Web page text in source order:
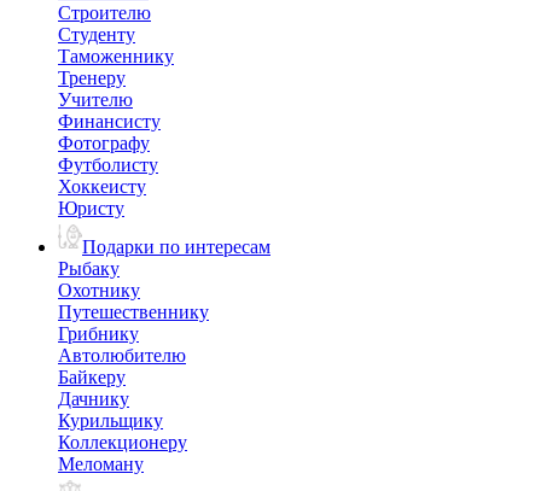
Строителю
Студенту
Таможеннику
Тренеру
Учителю
Финансисту
Фотографу
Футболисту
Хоккеисту
Юристу
Подарки по интересам
Рыбаку
Охотнику
Путешественнику
Грибнику
Автолюбителю
Байкеру
Дачнику
Курильщику
Коллекционеру
Меломану